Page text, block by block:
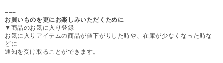
===
お買いものを更にお楽しみいただくために
▼商品のお気に入り登録
お気に入りアイテムの商品が値下がりした時や、在庫が少なくなった時な
どに
通知を受け取ることができます。